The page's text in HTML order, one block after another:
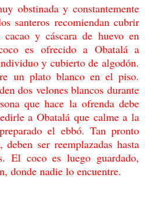
obstinada y constantemente
santeros recomiendan cubrir
y cáscara de huevo en
es ofrecido a Obatalá a
y cubierto de algodón.
un plato blanco en el piso.
dos velones blancos durante
que hace la ofrenda debe
a Obatalá que calme a la
preparado el ebbó. Tan pronto
ser reemplazadas hasta
El coco es luego guardado,
donde nadie lo encuentre.